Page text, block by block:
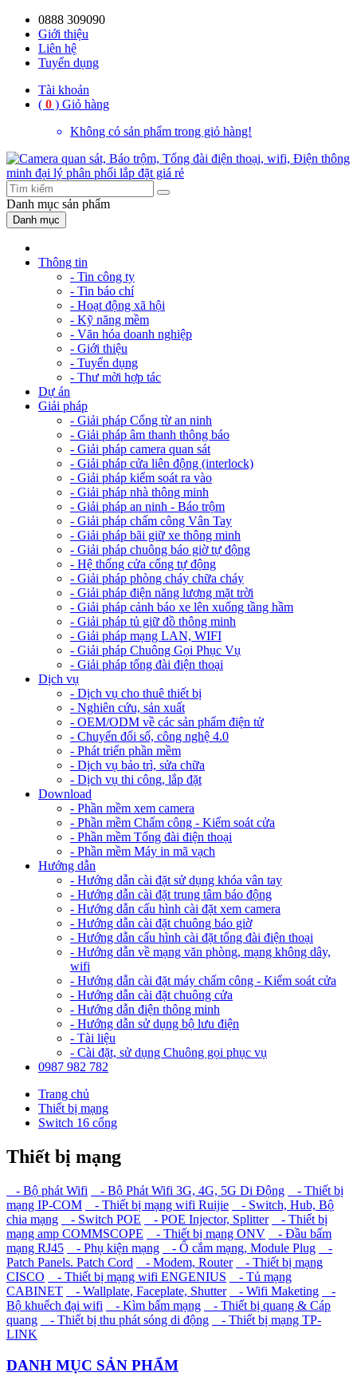
0888 309090
Giới thiệu
Liên hệ
Tuyển dụng
Tài khoản
( 0 ) Giỏ hàng
Không có sản phẩm trong giỏ hàng!
Danh mục sản phẩm
Danh mục
Thông tin
- Tin công ty
- Tin báo chí
- Hoạt động xã hội
- Kỹ năng mềm
- Văn hóa doanh nghiệp
- Giới thiệu
- Tuyển dụng
- Thư mời hợp tác
Dự án
Giải pháp
- Giải pháp Cổng từ an ninh
- Giải pháp âm thanh thông báo
- Giải pháp camera quan sát
- Giải pháp cửa liên động (interlock)
- Giải pháp kiểm soát ra vào
- Giải pháp nhà thông minh
- Giải pháp an ninh - Báo trộm
- Giải pháp chấm công Vân Tay
- Giải pháp bãi giữ xe thông minh
- Giải pháp chuông báo giờ tự động
- Hệ thống cửa cổng tự động
- Giải pháp phòng cháy chữa cháy
- Giải pháp điện năng lượng mặt trời
- Giải pháp cảnh báo xe lên xuống tầng hầm
- Giải pháp tủ giữ đồ thông minh
- Giải pháp mạng LAN, WIFI
- Giải pháp Chuông Gọi Phục Vụ
- Giải pháp tổng đài điện thoại
Dịch vụ
- Dịch vụ cho thuê thiết bị
- Nghiên cứu, sản xuất
- OEM/ODM về các sản phẩm điện tử
- Chuyển đổi số, công nghệ 4.0
- Phát triển phần mềm
- Dịch vụ bảo trì, sửa chữa
- Dịch vụ thi công, lắp đặt
Download
- Phần mềm xem camera
- Phần mềm Chấm công - Kiểm soát cửa
- Phần mềm Tổng đài điện thoại
- Phần mềm Máy in mã vạch
Hướng dẫn
- Hướng dẫn cài đặt sử dụng khóa vân tay
- Hướng dẫn cài đặt trung tâm báo động
- Hướng dẫn cấu hình cài đặt xem camera
- Hướng dẫn cài đặt chuông báo giờ
- Hướng dẫn cấu hình cài đặt tổng đài điện thoại
- Hướng dẫn về mạng văn phòng, mạng không dây,
wifi
- Hướng dẫn cài đặt máy chấm công - Kiểm soát cửa
- Hướng dẫn cài đặt chuông cửa
- Hướng dẫn điện thông minh
- Hướng dẫn sử dụng bộ lưu điện
- Tài liệu
- Cài đặt, sử dụng Chuông gọi phục vụ
0987 982 782
Trang chủ
Thiết bị mạng
Switch 16 cổng
Thiết bị mạng
- Bộ phát Wifi - Bộ Phát Wifi 3G, 4G, 5G Di Động
- Thiết bị
mạng IP-COM
- Thiết bị mạng wifi Ruijie
- Switch, Hub, Bộ
chia mạng
- Switch POE - POE Injector, Splitter
- Thiết bị
mạng amp COMMSCOPE
- Thiết bị mạng ONV
- Đầu bấm
mạng RJ45
- Phụ kiện mạng - Ổ cắm mạng, Module Plug
-
Patch Panels. Patch Cord
- Modem, Router
- Thiết bị mạng
CISCO
- Thiết bị mạng wifi ENGENIUS
- Tủ mạng
CABINET
- Wallplate, Faceplate, Shutter - Wifi Maketing
-
Bộ khuếch đại wifi
- Kìm bấm mạng
- Thiết bị quang & Cáp
quang
- Thiết bị thu phát sóng di động
- Thiết bị mạng TP-
LINK
DANH MỤC SẢN PHẨM